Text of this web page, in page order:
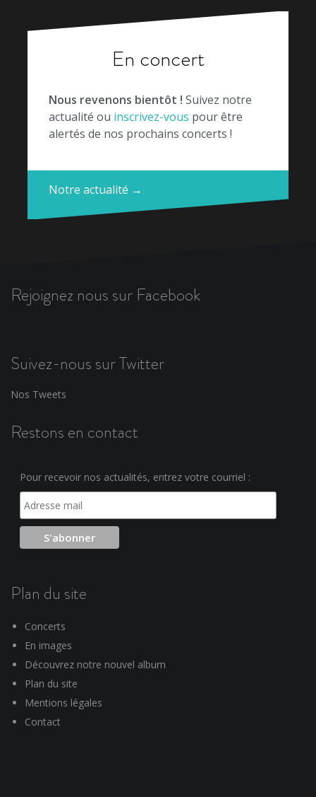
En concert
Nous revenons bientôt ! Suivez notre
actualité ou inscrivez-vous pour être
alertés de nos prochains concerts !
Notre actualité →
Rejoignez nous sur Facebook
Suivez-nous sur Twitter
Nos Tweets
Restons en contact
Pour recevoir nos actualités, entrez votre courriel :
Plan du site
Concerts
En images
Découvrez notre nouvel album
Plan du site
Mentions légales
Contact